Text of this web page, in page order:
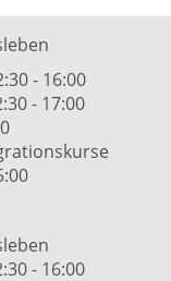
- 16:00
- 17:00
- 16:00